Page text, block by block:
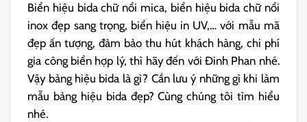
Biển hiệu bida chữ nổi mica, biển hiệu bida chữ nổi
inox đẹp sang trọng, biển hiệu in UV,… với mẫu mã
đẹp ấn tượng, đảm bảo thu hút khách hàng, chi phí
gia công biển hợp lý, thì hãy đến với Đinh Phan nhé.
Vậy bảng hiệu bida là gì? Cần lưu ý những gì khi làm
mẫu bảng hiệu bida đẹp? Cùng chúng tôi tìm hiểu
nhé.